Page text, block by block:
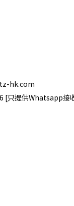
hk.com
[只提供Whatsapp接